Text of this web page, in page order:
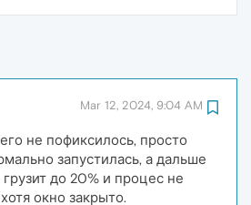
Mar 12, 2024, 9:04 AM
не пофиксилось, просто
запустилась, а дальше
до 20% и процес не
окно закрыто.